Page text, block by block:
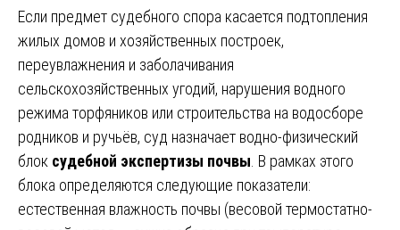
Если предмет судебного спора касается подтопления
жилых домов и хозяйственных построек,
переувлажнения и заболачивания
сельскохозяйственных угодий, нарушения водного
режима торфяников или строительства на водосборе
родников и ручьёв, суд назначает водно-физический
блок судебной экспертизы почвы . В рамках этого
блока определяются следующие показатели:
естественная влажность почвы (весовой термостатно-